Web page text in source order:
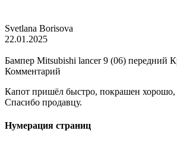
Svetlana Borisova
22.01.2025
Бампер Mitsubishi lancer 9 (06) передний
Комментарий
Капот пришёл быстро, покрашен
Спасибо продавцу.
Нумерация страниц